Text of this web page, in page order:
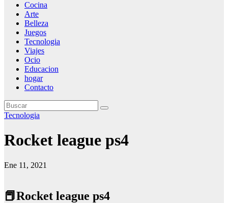
Cocina
Arte
Belleza
Juegos
Tecnologia
Viajes
Ocio
Educacion
hogar
Contacto
Tecnologia
Rocket league ps4
Ene 11, 2021
📕Rocket league ps4